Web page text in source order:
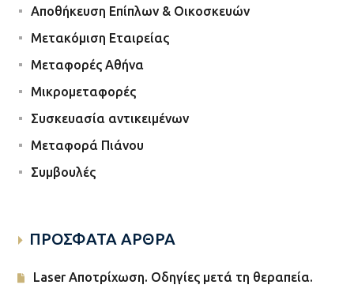
Αποθήκευση Επίπλων & Οικοσκευών
Μετακόμιση Εταιρείας
Μεταφορές Αθήνα
Μικρομεταφορές
Συσκευασία αντικειμένων
Μεταφορά Πιάνου
Συμβουλές
ΠΡΟΣΦΑΤΑ ΑΡΘΡΑ
Laser Αποτρίχωση. Οδηγίες μετά τη θεραπεία.